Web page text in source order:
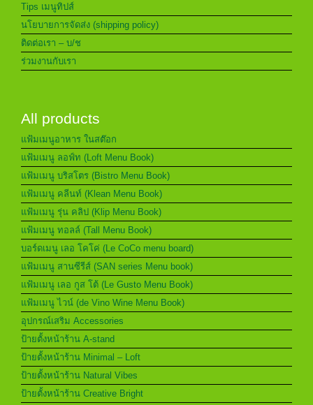
Tips เมนูทิปส์
นโยบายการจัดส่ง (shipping policy)
ติดต่อเรา – บ/ช
ร่วมงานกับเรา
All products
แฟ้มเมนูอาหาร ในสต๊อก
แฟ้มเมนู ลอฟ์ท (Loft Menu Book)
แฟ้มเมนู บริสโตร (Bistro Menu Book)
แฟ้มเมนู คลีนท์ (Klean Menu Book)
แฟ้มเมนู รุ่น คลิป (Klip Menu Book)
แฟ้มเมนู ทอลล์ (Tall Menu Book)
บอร์ดเมนู เลอ โคโค่ (Le CoCo menu board)
แฟ้มเมนู สานซีรีส์ (SAN series Menu book)
แฟ้มเมนู เลอ กูส โต้ (Le Gusto Menu Book)
แฟ้มเมนู ไวน์ (de Vino Wine Menu Book)
อุปกรณ์เสริม Accessories
ป้ายตั้งหน้าร้าน A-stand
ป้ายตั้งหน้าร้าน Minimal – Loft
ป้ายตั้งหน้าร้าน Natural Vibes
ป้ายตั้งหน้าร้าน Creative Bright